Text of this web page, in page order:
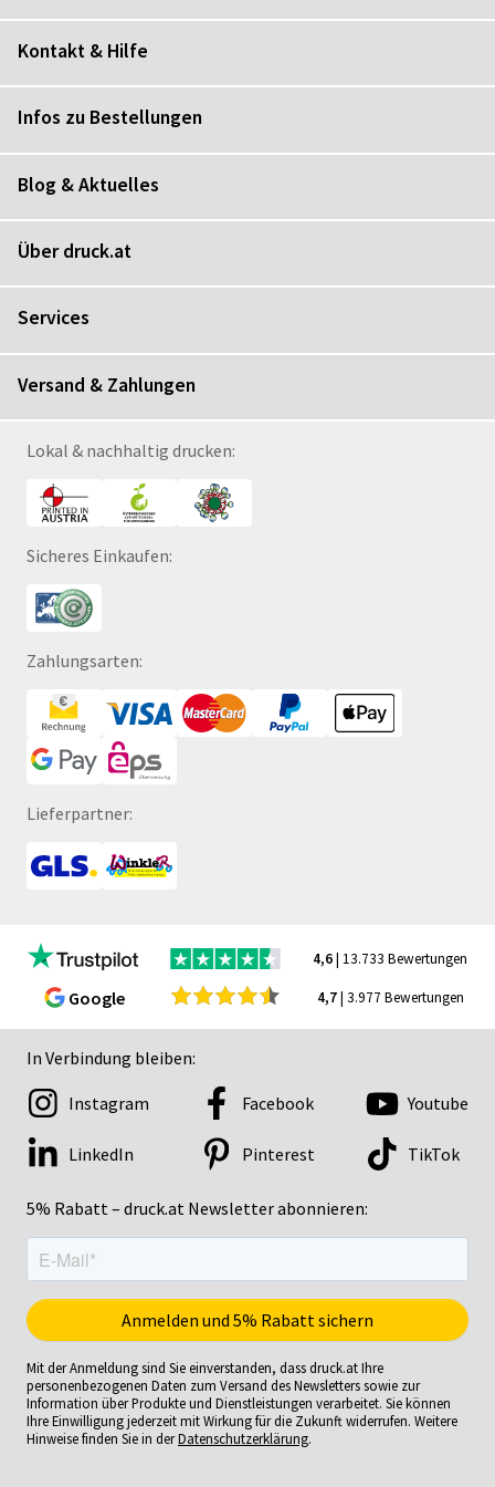
Kontakt & Hilfe
Infos zu Bestellungen
Blog & Aktuelles
Über druck.at
Services
Versand & Zahlungen
Lokal & nachhaltig drucken:
Sicheres Einkaufen:
Zahlungsarten:
Lieferpartner:
4,6| 13.733 Bewertungen
Google 4,7| 3.977 Bewertungen
In Verbindung bleiben:
5% Rabatt – druck.at Newsletter abonnieren:
Instagram Facebook Youtube
LinkedIn Pinterest TikTok
Mit der Anmeldung sind Sie einverstanden, dass druck.at Ihre
personenbezogenen Daten zum Versand des Newsletters sowie zur
Information über Produkte und Dienstleistungen verarbeitet. Sie können
Ihre Einwilligung jederzeit mit Wirkung für die Zukunft widerrufen. Weitere
Hinweise finden Sie in derDatenschutzerklärung.